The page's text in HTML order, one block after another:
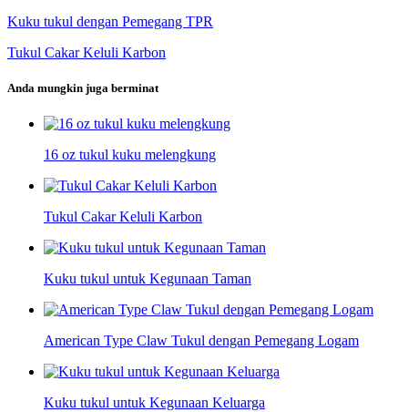
Kuku tukul dengan Pemegang TPR
Tukul Cakar Keluli Karbon
Anda mungkin juga berminat
16 oz tukul kuku melengkung
Tukul Cakar Keluli Karbon
Kuku tukul untuk Kegunaan Taman
American Type Claw Tukul dengan Pemegang Logam
Kuku tukul untuk Kegunaan Keluarga